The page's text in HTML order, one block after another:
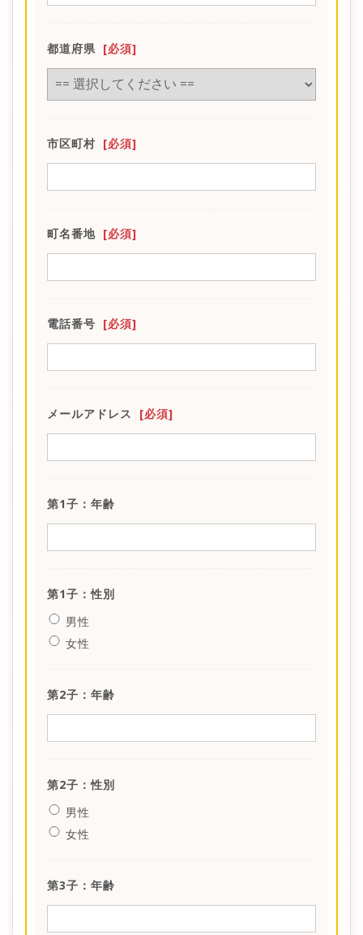
都道府県 [必須]
市区町村 [必須]
町名番地 [必須]
電話番号 [必須]
メールアドレス [必須]
第1子：年齢
第1子：性別
男性
女性
第2子：年齢
第2子：性別
男性
女性
第3子：年齢